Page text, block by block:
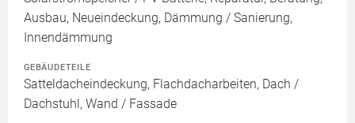
Ausbau, Neueindeckung, Dämmung / Sanierung,
Innendämmung
GEBÄUDETEILE
Satteldacheindeckung, Flachdacharbeiten, Dach /
Dachstuhl, Wand / Fassade